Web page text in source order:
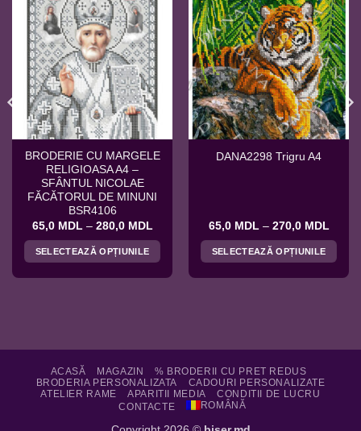
BRODERIE CU MARGELE
RELIGIOASA A4 –
SFÂNTUL NICOLAE
FĂCĂTORUL DE MINUNI
BSR4106
65,0 MDL – 280,0 MDL
prețuri:
la
SELECTEAZĂ OPȚIUNILE
Opțiunile
pot
DANA2298 Trigru A4
65,0 MDL – 270,0 MDL
la
SELECTEAZĂ OPȚIUNILE
Opțiunile
pot
ACASĂ MAGAZIN
% BRODERII CU PRET REDUS
BRODERIA PERSONALIZATA
CADOURI PERSONALIZATE
ATELIER RAME
APARITII MEDIA
CONDITII DE LUCRU
CONTACTE
ROMÂNĂ